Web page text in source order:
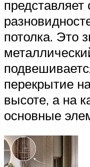
потолка. Это
перекрытие
высоте, а на
основные